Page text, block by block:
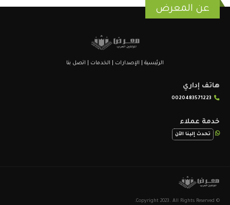
عن المعرض
الرئيسية الإصدارات الخدمات اتصل بنا
هاتف إداري
0020483571223
خدمة عملاء
تحدث إلينا الآن
© Copyright 2023. All Rights Reserved.